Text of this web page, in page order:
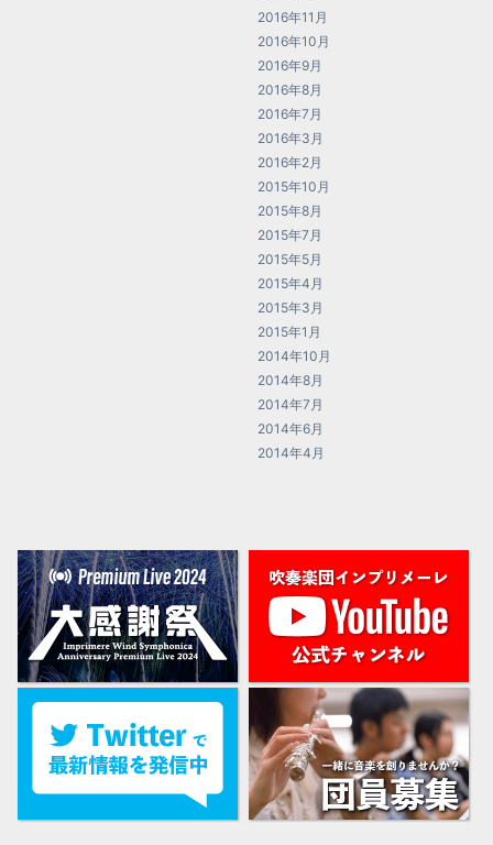
2016年11月
2016年10月
2016年9月
2016年8月
2016年7月
2016年3月
2016年2月
2015年10月
2015年8月
2015年7月
2015年5月
2015年4月
2015年3月
2015年1月
2014年10月
2014年8月
2014年7月
2014年6月
2014年4月